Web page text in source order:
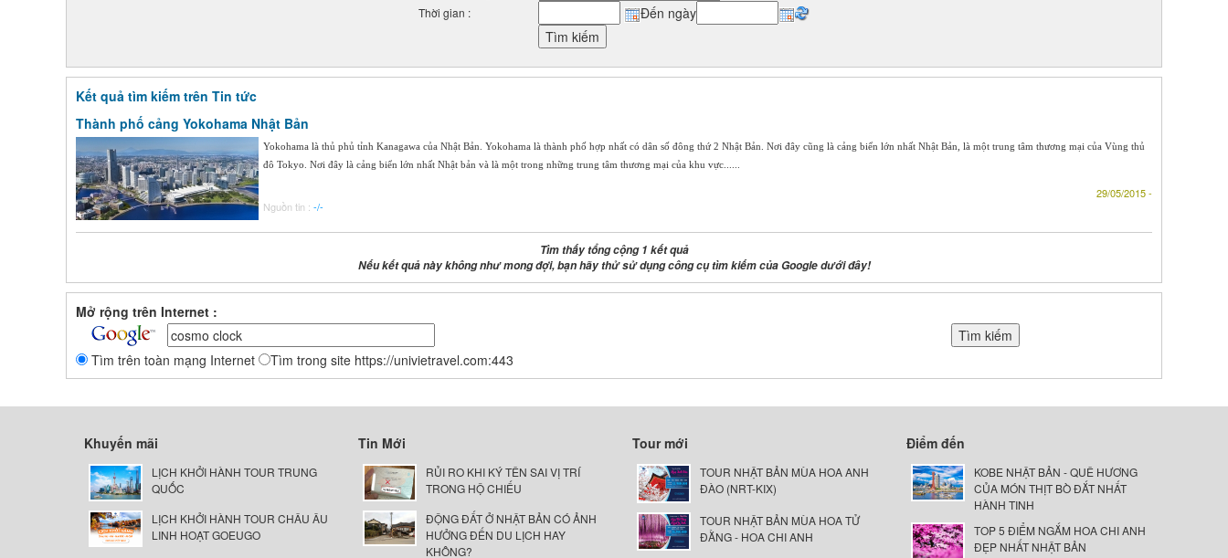
Thời gian :
Đến ngày
Kết quả tìm kiếm trên Tin tức
Thành phố cảng Yokohama Nhật Bản
Yokohama là thủ phủ tỉnh Kanagawa của Nhật Bản. Yokohama là thành phố hợp nhất có dân số đông thứ 2 Nhật Bản. Nơi đây cũng là cảng biển lớn nhất Nhật Bản, là một trung tâm thương mại của Vùng thủ
đô Tokyo. Nơi đây là cảng biển lớn nhất Nhật bản và là một trong những trung tâm thương mại của khu vực......
29/05/2015 -
Nguồn tin : -/-
Tìm thấy tổng cộng 1 kết quả
Nếu kết quả này không như mong đợi, bạn hãy thử sử dụng công cụ tìm kiếm của Google dưới đây!
Mở rộng trên Internet :
Tìm trên toàn mạng Internet Tìm trong site https://univietravel.com:443
Khuyến mãi
LỊCH KHỞI HÀNH TOUR TRUNG
QUỐC
LỊCH KHỞI HÀNH TOUR CHÂU ÂU
LINH HOẠT GOEUGO
Tin Mới
RỦI RO KHI KÝ TÊN SAI VỊ TRÍ
TRONG HỘ CHIẾU
ĐỘNG ĐẤT Ở NHẬT BẢN CÓ ẢNH
HƯỞNG ĐẾN DU LỊCH HAY
KHÔNG?
Tour mới
TOUR NHẬT BẢN MÙA HOA ANH
ĐÀO (NRT-KIX)
TOUR NHẬT BẢN MÙA HOA TỬ
ĐẰNG - HOA CHI ANH
Điểm đến
KOBE NHẬT BẢN - QUÊ HƯƠNG
CỦA MÓN THỊT BÒ ĐẮT NHẤT
HÀNH TINH
TOP 5 ĐIỂM NGẮM HOA CHI ANH
ĐẸP NHẤT NHẬT BẢN